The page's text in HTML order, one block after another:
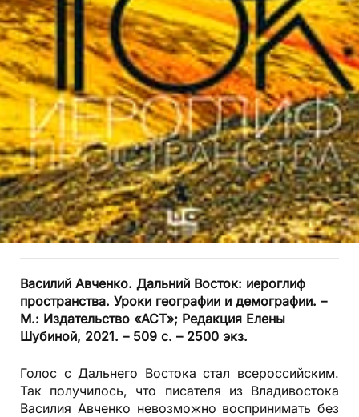
Василий Авченко. Дальний Восток: иероглиф
пространства. Уроки географии и демографии. –
М.: Издательство «АСТ»; Редакция Елены
Шубиной, 2021. – 509 с. – 2500 экз.
Голос с Дальнего Востока стал всероссийским.
Так получилось, что писателя из Владивостока
Василия Авченко невозможно воспринимать без